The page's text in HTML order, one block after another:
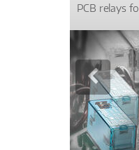
PCB relays